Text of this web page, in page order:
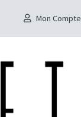
Mon Compte